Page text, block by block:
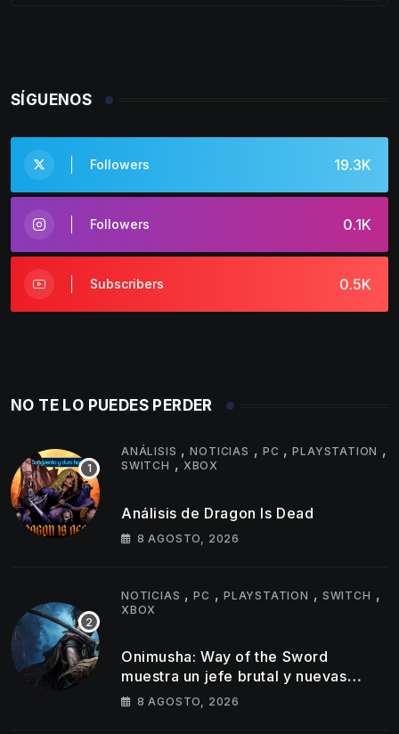
SÍGUENOS
19.3K
Followers
0.1K
Followers
0.5K
Subscribers
NO TE LO PUEDES PERDER
ANÁLISIS ,NOTICIAS , PC ,PLAYSTATION ,
SWITCH , XBOX
Análisis de Dragon Is Dead
8 AGOSTO, 2026
NOTICIAS ,PC ,PLAYSTATION , SWITCH ,
XBOX
Onimusha: Way of the Sword
muestra un jefe brutal y nuevas
armas Oni en su último tráiler
8 AGOSTO, 2026